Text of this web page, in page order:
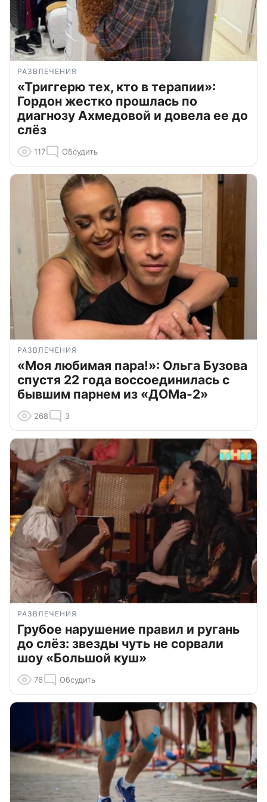
РАЗВЛЕЧЕНИЯ
«Триггерю тех, кто в терапии»:
Гордон жестко прошлась по
диагнозу Ахмедовой и довела ее до
слёз
117 Обсудить
РАЗВЛЕЧЕНИЯ
«Моя любимая пара!»: Ольга Бузова
спустя 22 года воссоединилась с
бывшим парнем из «ДОМа-2»
268 3
РАЗВЛЕЧЕНИЯ
Грубое нарушение правил и ругань
до слёз: звезды чуть не сорвали
шоу «Большой куш»
76 Обсудить